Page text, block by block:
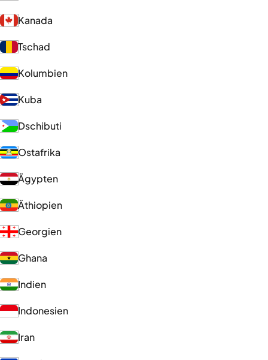
Kanada
Tschad
Kolumbien
Kuba
Dschibuti
Ostafrika
Ägypten
Äthiopien
Georgien
Ghana
Indien
Indonesien
Iran